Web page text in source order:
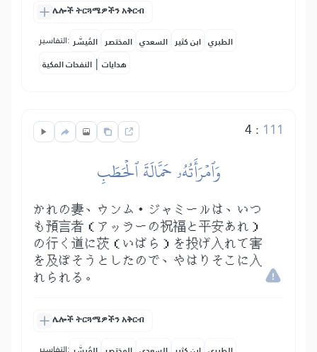
ሌሎች ትርጓሜዎችን አቅርብ
التفاسير: المُيسَّر المختصر السعدي ابن كثير الطبري
النفحات المكية | هدايات
4: 111
وَٱمۡرَأَتُهُۥ حَمَّالَةَ ٱلۡحَطَبِ
かれの妻、ウンム・ジャミールは、いつ
も預言者（アッラーの祝福と平安あれ）
の行く道に茨（いばら）を投げ入れて害
を及ぼそうとしたので、やはりそこに入
れられる。
ሌሎች ትርጓሜዎችን አቅርብ